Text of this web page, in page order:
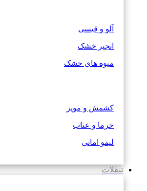
آلو و قیسی
انجیر خشک
میوه های خشک
کشمش و مویز
خرما و عناب
لیمو امانی
تنقلات